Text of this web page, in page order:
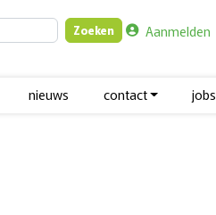
Zoeken Aanmelden
nieuws contact jobs